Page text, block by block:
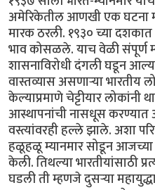
अमेरिकेतील आणखी एक घटना
मारक ठरली. १९३० च्या
भाव कोसळले. याच वेळी संपूर्ण
शासनाविरोधी दंगली घडून
वास्तव्यास असणाऱ्या भारतीय
केल्याप्रमाणे चेट्टीयार लोकांनी
आस्थापनांची नासधूस करण्यात
वस्त्यांवरही हल्ले झाले. अशा
हळूहळू म्यानमार सोडून आजच्या
केली. तिथल्या भारतीयांसाठी
घडली ती म्हणजे दुसऱ्या